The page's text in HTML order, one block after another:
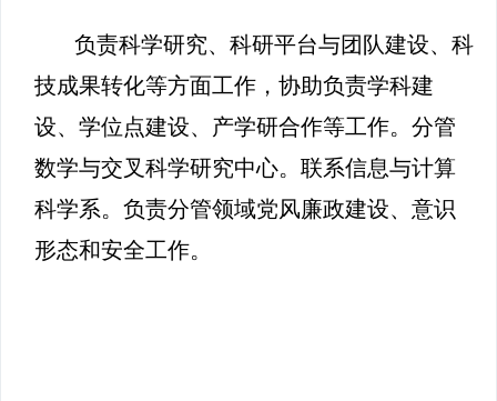
负责科学研究、科研平台与团队建设、科
技成果转化等方面工作，协助负责学科建
设、学位点建设、产学研合作等工作。分管
数学与交叉科学研究中心。联系信息与计算
科学系。负责分管领域党风廉政建设、意识
形态和安全工作。